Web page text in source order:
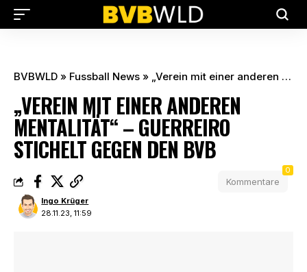
BVBWLD » Fussball News » „Verein mit einer anderen Mentalität“ – Guerreiro stichelt gegen den BVB
„VEREIN MIT EINER ANDEREN
MENTALITÄT“ – GUERREIRO
STICHELT GEGEN DEN BVB
28.11.23, 11:59
Ingo Krüger
Kommentare
0